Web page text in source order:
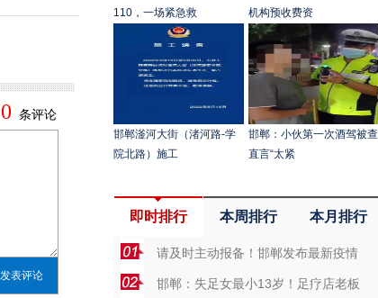
110，一场紧急救
机构预收费资
邯郸滏河大街（渚河路-学
院北路）施工
邯郸：小伙第一次酒驾被查
直言“太紧
即时排行 本周排行 本月排行
请及时主动报备！邯郸发布最新疫情
邯郸：失足女最小13岁！足疗店老板